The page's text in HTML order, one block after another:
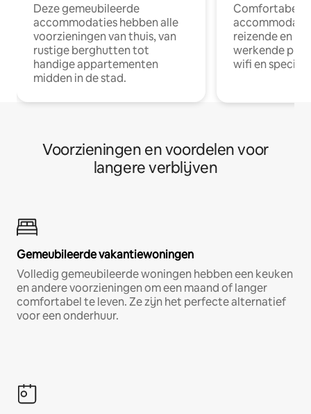
Deze gemeubileerde
accommodaties hebben alle
voorzieningen van thuis, van
rustige berghutten tot
handige appartementen
midden in de stad.
Comfortabele
reizende en
werkende
wifi en
Voorzieningen en voordelen voor
langere verblijven
Gemeubileerde vakantiewoningen
Volledig gemeubileerde woningen hebben een keuken
en andere voorzieningen om een maand of langer
comfortabel te leven. Ze zijn het perfecte alternatief
voor een onderhuur.